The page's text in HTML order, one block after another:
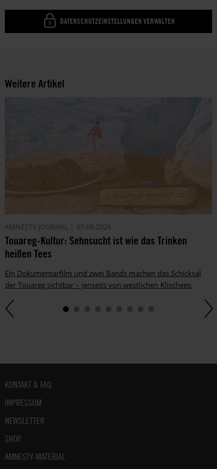
DATENSCHUTZEINSTELLUNGEN VERWALTEN
Weitere Artikel
AMNESTY JOURNAL 07.08.2026
Touareg-Kultur: Sehnsucht ist wie das Trinken
heißen Tees
Ein Dokumentarfilm und zwei Bands machen das Schicksal
der Touareg sichtbar – jenseits von westlichen Klischees.
Fußbereich
KONTAKT & FAQ
IMPRESSUM
NEWSLETTER
SHOP
AMNESTY-MATERIAL